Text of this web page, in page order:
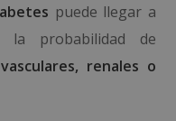
puede llegar a
probabilidad de
renales o